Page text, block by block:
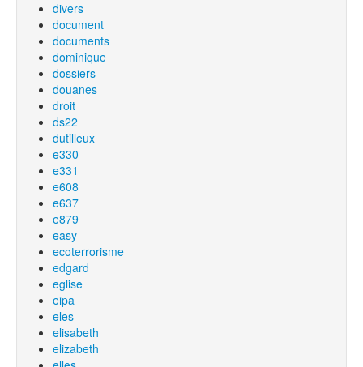
divers
document
documents
dominique
dossiers
douanes
droit
ds22
dutilleux
e330
e331
e608
e637
e879
easy
ecoterrorisme
edgard
eglise
eipa
eles
elisabeth
elizabeth